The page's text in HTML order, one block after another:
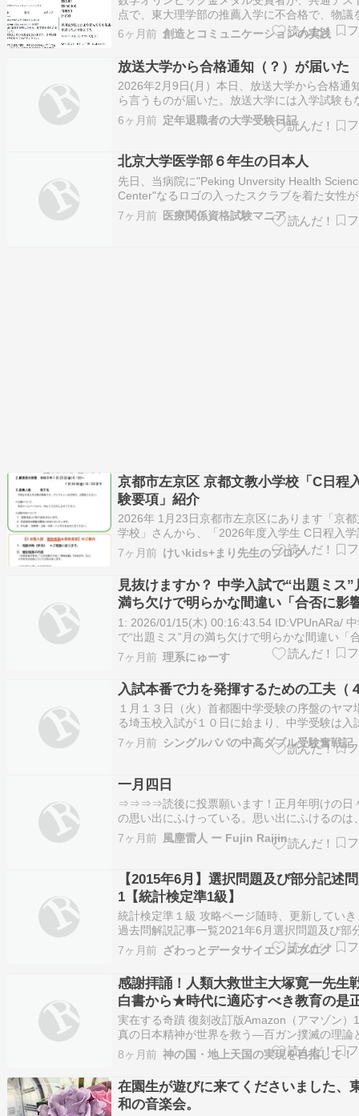
点で、東大理学部の推薦入学に不合格で、物議
しています。 東京大学学校推薦型選抜のアド
ン・ポリシー ＞ 東京大学が求めているのは，
育研究環境を積極的に最大限活用して，自ら主
学び，各分野で創造的役割を果たす…
6ヶ月前 創造とコミュニケーションの実践
放送大学から合格通知（？）が届いた
2026年2月9日(月）本日、放送大学から合格通
ら言うものが届いた。放送大学には入学試験も
し、なにをもって合格や不合格の判断にしてい
不明だ。ただし、定員はあるようなので、先着
たので、今週中にどこかの昼休みに振り…
6ヶ月前 定年退職者の大学受験日記
北京大学医学部６年生の日本人
先日、当病院に"Peking Unversity Health
Center"なるロゴの入ったスクラブを着た女性
医師とばかり思っていたが、聞くと、北京大学
６年生。当然、中国の方と思いきや、日本人で
7ヶ月前 医療関係資格試験マニア
京都市左京区 京都文教小学校「C日程
験要項」紹介
2026年 1月23日京都市左京区にあります「京
学校」さんから、「2026年度入学生 C日程入
項」を頂戴しましたので、紹介します。「
学生 C日程入学試験要項」クリック拡大できま
１．試験日 令和8年1月31日（土）［受付 8：
50］ （…
7ヶ月前 けいkids+まり先生のブログ
見抜けますか？ 中学入試で“出題ミス”
満ち欠けで明らかな間違い「合否に影
い」
1: 2026/01/15(木) 00:16:43.54 ID:VPUnARa/
で“出題ミス”月の満ち欠けで明らかな間違い「
影響ない」と説明 宮城 1月10日に行われた宮
黎明中学校の入学試験で出題ミスが判明しまし
教育委員会は、受験した全員の回答を正解…
7ヶ月前 理系にゅーす
入試本番で力を発揮するための工夫（
１月１３日（火）首都圏中学受験の序盤のヤマ
る埼玉校入試が１０日に始まり、中学受験は入
期間に入りました。そして、今週末には大学入
テストが行われます。入学試験は、数を受け過
本命校とそれに近い併願校だけに絞るのもリ
7ヶ月前 シングルパパの中高ダブル受験奮戦記
一月四日
⇒⇒⇒⇒読後に投票願います！正月年明けの日
の思い出にふけっている。思い出にふけるのは
意味年寄りの楽しみかも知れないと思いつつ。
邪鬼爺が大阪大学に入学したのは、1969年4月
大学の入学試験が中止となった年であ…
7ヶ月前 風塵雷人 ー Fujin Raijin
【2015年6月】選択問題及び部分記述
1【統計検定準1級】
統計検定準１級 攻略ページ随時、更新してい
過去問解説記事一覧2021年6月選択問題及び部
問題問1 問2 問3 問4 問5 問6 問7 問8 問9 問10
12論述問題問1 問2 問32019年6月選択問題及
述問題問1 問2 問3 問4...zaw…
7ヶ月前 ざわっとデータサイエンスブログ
感謝拝誦！人類大救世主大塚寛一先生
白書から★時代に適応すべき教育の是
実在する奇蹟 復刻改訂版Amazon（アマゾン）
真の日本精神が世界を救う―百ガン撲滅の理論
Amazon（アマゾン）1,900〜19,890円 ★時代
すべき教育の是正 国民の教育は、国家の盛衰
る影響あり。その教育にも種々あるが大別すれ
校教育…
8ヶ月前 神の国・地上天国の実現を目指して！
在園生が遊びに来てくださいました、
和の音楽会。